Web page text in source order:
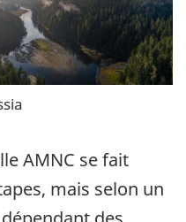
AMNC se fait
mais selon un